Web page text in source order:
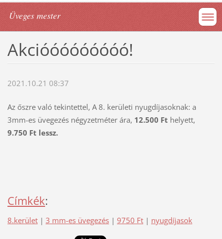
Üveges mester
Akcióóóóóóóóó!
2021.10.21 08:37
Az őszre való tekintettel, A 8. kerületi nyugdíjasoknak: a
3mm-es üvegezés négyzetméter ára, 12.500 Ft helyett,
9.750 Ft lessz.
Címkék:
8.kerület | 3 mm-es üvegezés | 9750 Ft | nyugdíjasok